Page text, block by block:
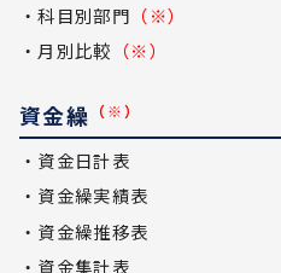
・科目別部門 （※）
・月別比較 （※）
資金繰 （※）
・資金日計表
・資金繰実績表
・資金繰推移表
・資金集計表